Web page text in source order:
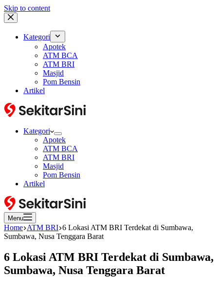
Skip to content
Kategori
Apotek
ATM BCA
ATM BRI
Masjid
Pom Bensin
Artikel
Kategori
Apotek
ATM BCA
ATM BRI
Masjid
Pom Bensin
Artikel
Menu
Home ATM BRI 6 Lokasi ATM BRI Terdekat di Sumbawa,
Sumbawa, Nusa Tenggara Barat
6 Lokasi ATM BRI Terdekat di Sumbawa,
Sumbawa, Nusa Tenggara Barat